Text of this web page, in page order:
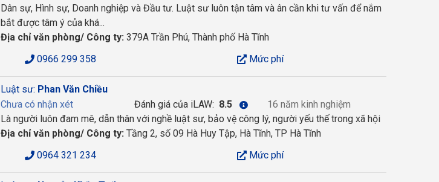
Dân sự, Hình sự, Doanh nghiệp và Đầu tư. Luật sư luôn tận tâm và ân cần khi tư vấn để nắm
bắt được tâm ý của khá...
Địa chỉ văn phòng/ Công ty: 379A Trần Phú, Thành phố Hà Tĩnh
0966 299 358
Mức phí
Luật sư: Phan Văn Chiều
Chưa có nhận xét
Đánh giá của iLAW: 8.5
16 năm kinh nghiệm
Là người luôn đam mê, dẫn thân với nghề luật sư, bảo vệ công lý, người yếu thế trong xã hội
Địa chỉ văn phòng/ Công ty: Tầng 2, số 09 Hà Huy Tập, Hà Tĩnh, TP Hà Tĩnh
0964 321 234
Mức phí